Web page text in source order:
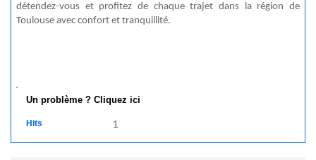
détendez-vous et profitez de chaque trajet dans la région de
Toulouse avec confort et tranquillité.
Un problème ? Cliquez ici
Hits 1